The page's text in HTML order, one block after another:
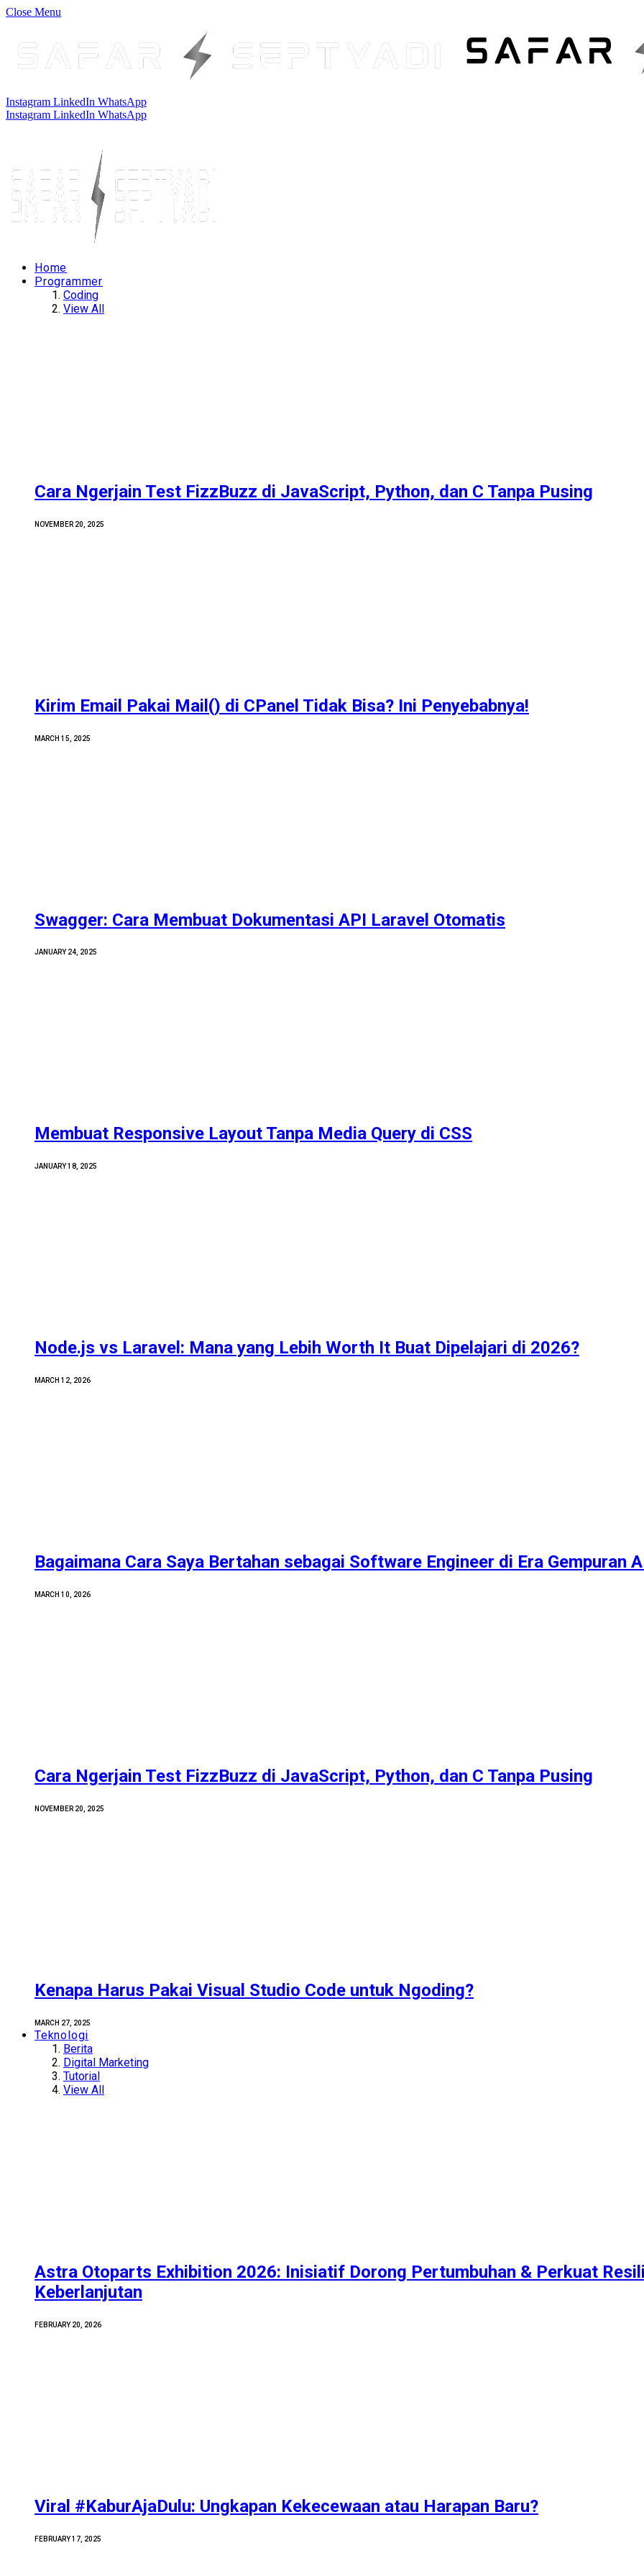
Close Menu
Instagram LinkedIn WhatsApp
Instagram LinkedIn WhatsApp
Home
Programmer
Coding
View All
Cara Ngerjain Test FizzBuzz di JavaScript, Python, dan C Tanpa Pusing
NOVEMBER 20, 2025
Kirim Email Pakai Mail() di CPanel Tidak Bisa? Ini Penyebabnya!
MARCH 15, 2025
Swagger: Cara Membuat Dokumentasi API Laravel Otomatis
JANUARY 24, 2025
Membuat Responsive Layout Tanpa Media Query di CSS
JANUARY 18, 2025
Node.js vs Laravel: Mana yang Lebih Worth It Buat Dipelajari di 2026?
MARCH 12, 2026
Bagaimana Cara Saya Bertahan sebagai Software Engineer di Era Gempuran
MARCH 10, 2026
Cara Ngerjain Test FizzBuzz di JavaScript, Python, dan C Tanpa Pusing
NOVEMBER 20, 2025
Kenapa Harus Pakai Visual Studio Code untuk Ngoding?
MARCH 27, 2025
Teknologi
Berita
Digital Marketing
Tutorial
View All
Astra Otoparts Exhibition 2026: Inisiatif Dorong Pertumbuhan & Perkuat
Keberlanjutan
FEBRUARY 20, 2026
Viral #KaburAjaDulu: Ungkapan Kekecewaan atau Harapan Baru?
FEBRUARY 17, 2025